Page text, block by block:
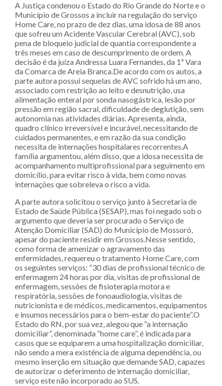
A Justiça condenou o Estado do Rio Grande do Norte e o
Município de Grossos a incluir na regulação do serviço
Home Care, no prazo de dez dias, uma idosa de 88 anos
que sofreu um Acidente Vascular Cerebral (AVC), sob
pena de bloqueio judicial de quantia correspondente a
três meses em caso de descumprimento de ordem. A
decisão é da juíza Andressa Luara Fernandes, da 1ª Vara
da Comarca de Areia Branca.De acordo com os autos, a
parte autora possui sequelas de AVC sofrido há um ano,
associado com restrição ao leito e desnutrição, usa
alimentação enteral por sonda nasogástrica, lesão por
pressão em região sacral, dificuldade de deglutição, sem
autonomia nas atividades diárias. Apresenta, ainda,
quadro clínico irreversível e incurável, necessitando de
cuidados permanentes, e em razão da sua condição
necessita de internações hospitalares recorrentes.A
família argumentou, além disso, que a idosa necessita de
acompanhamento multiprofissional para seguimento em
domicílio, para evitar risco à vida, bem como novas
internações que sobreleva o risco a vida.
A parte autora solicitou o serviço junto à Secretaria de
Estado de Saúde Pública (SESAP), mas foi negado sob o
argumento que deveria ser procurado o Serviço de
Atenção Domiciliar (SAD) do Município de Mossoró,
apesar do paciente residir em Grossos.Nesse sentido,
como forma de amenizar o agravamento das
enfermidades, requereu o tratamento Home Care, com
os seguintes serviços: “30 dias de profissional técnico de
enfermagem 24 horas por dia, visitas de profissional de
enfermagem, sessões de fisioterapia motora e
respiratória, sessões de fonoaudiologia, visitas de
nutricionista e de médicos, medicamentos, equipamentos
e insumos necessários para o bem-estar do paciente”.O
Estado do RN, por sua vez, alegou que “a internação
domiciliar”, denominada “home care”, é indicada para
casos que se equiparem a uma hospitalização domiciliar,
não sendo a mera existência de alguma dependência, ou
mesmo inserção em situação que demande SAD, capazes
de autorizar o deferimento de internação domiciliar,
serviço este não incorporado ao SUS.